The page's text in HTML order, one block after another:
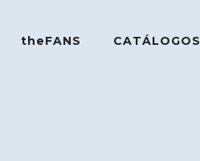
theFANS CATÁLOGOS